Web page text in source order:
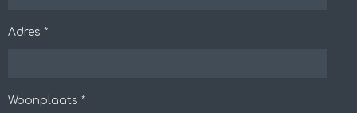
Adres *
Woonplaats *